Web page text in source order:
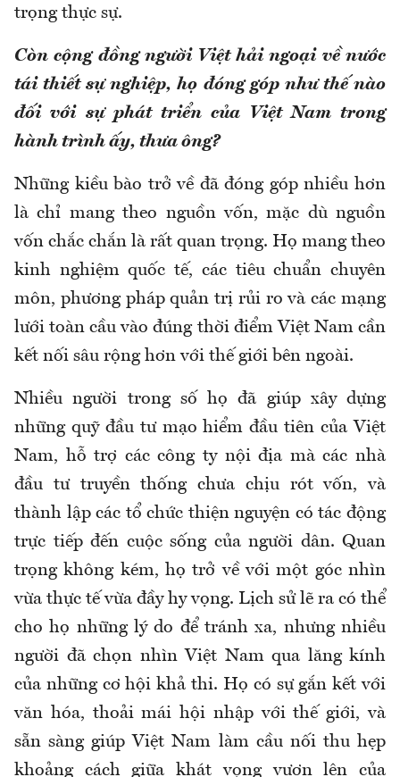
trọng thực sự.
Còn cộng đồng người Việt hải ngoại về nước
tái thiết sự nghiệp, họ đóng góp như thế nào
đối với sự phát triển của Việt Nam trong
hành trình ấy, thưa ông?
Những kiều bào trở về đã đóng góp nhiều hơn
là chỉ mang theo nguồn vốn, mặc dù nguồn
vốn chắc chắn là rất quan trọng. Họ mang theo
kinh nghiệm quốc tế, các tiêu chuẩn chuyên
môn, phương pháp quản trị rủi ro và các mạng
lưới toàn cầu vào đúng thời điểm Việt Nam cần
kết nối sâu rộng hơn với thế giới bên ngoài.
Nhiều người trong số họ đã giúp xây dựng
những quỹ đầu tư mạo hiểm đầu tiên của Việt
Nam, hỗ trợ các công ty nội địa mà các nhà
đầu tư truyền thống chưa chịu rót vốn, và
thành lập các tổ chức thiện nguyện có tác động
trực tiếp đến cuộc sống của người dân. Quan
trọng không kém, họ trở về với một góc nhìn
vừa thực tế vừa đầy hy vọng. Lịch sử lẽ ra có thể
cho họ những lý do để tránh xa, nhưng nhiều
người đã chọn nhìn Việt Nam qua lăng kính
của những cơ hội khả thi. Họ có sự gắn kết với
văn hóa, thoải mái hội nhập với thế giới, và
sẵn sàng giúp Việt Nam làm cầu nối thu hẹp
khoảng cách giữa khát vọng vươn lên của